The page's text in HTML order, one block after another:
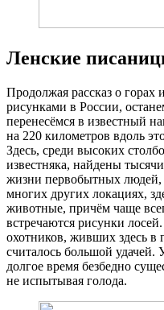
Ленские
Продолжая рассказ о горах
рисунками в России,
перенесёмся в известный
на 220 километров вдоль
Здесь, среди высоких
известняка, найдены
жизни первобытных людей,
многих других локациях,
животные, причём чаще
встречаются рисунки
охотников, живших здесь в
считалось большой удачей.
долгое время безбедно
не испытывая голода.